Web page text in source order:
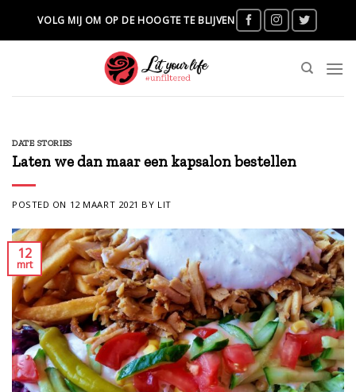
VOLG MIJ OM OP DE HOOGTE TE BLIJVEN
DATE STORIES
Laten we dan maar een kapsalon bestellen
POSTED ON 12 MAART 2021 BY LIT
12
mrt